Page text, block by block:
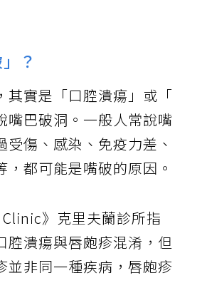
？
其實是「口腔潰瘍」或「
嘴巴破洞。一般人常說嘴
傷、感染、免疫力差、
都可能是嘴破的原因。
》克里夫蘭診所指
腔潰瘍與唇皰疹混淆，但
並非同一種疾病，唇皰疹